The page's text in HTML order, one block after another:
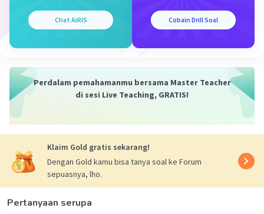
Chat AiRIS Cobain Drill Soal
Perdalam pemahamanmu bersama Master Teacher
di sesi Live Teaching, GRATIS!
Klaim Gold gratis sekarang!
Dengan Gold kamu bisa tanya soal ke Forum
sepuasnya, lho.
Pertanyaan serupa